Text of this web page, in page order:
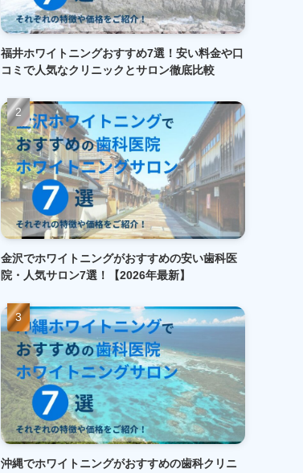
福井ホワイトニングおすすめ7選！安い料金や口
コミで人気なクリニックとサロン徹底比較
金沢でホワイトニングがおすすめの安い歯科医
院・人気サロン7選！【2026年最新】
沖縄でホワイトニングがおすすめの歯科クリニ